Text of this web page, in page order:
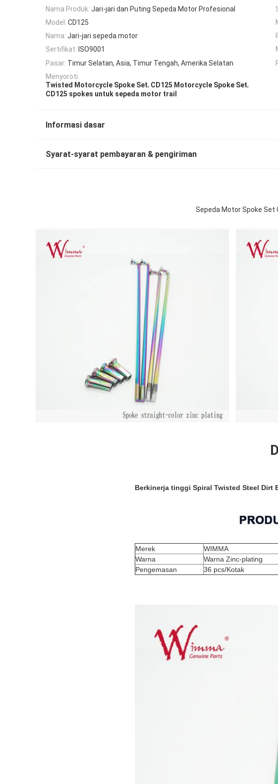
Nama Produk: Jari-jari dan Puting Sepeda Motor Profesional
Model: CD125
Nama: Jari-jari sepeda motor
Sertifikat: ISO9001
Pasar: Timur Selatan, Asia, Timur Tengah, Amerika Selatan
Menyoroti:
Twisted Motorcycle Spoke Set, CD125 Motorcycle Spoke Set,
CD125 spokes untuk sepeda motor trail
Informasi dasar
Syarat-syarat pembayaran & pengiriman
Sepeda Motor Spoke Set
Berkinerja tinggi Spiral Twisted Steel Dirt
Merek WIMMA
Warna
Warna Zinc-plating
Pengemasan
36 pcs/Kotak